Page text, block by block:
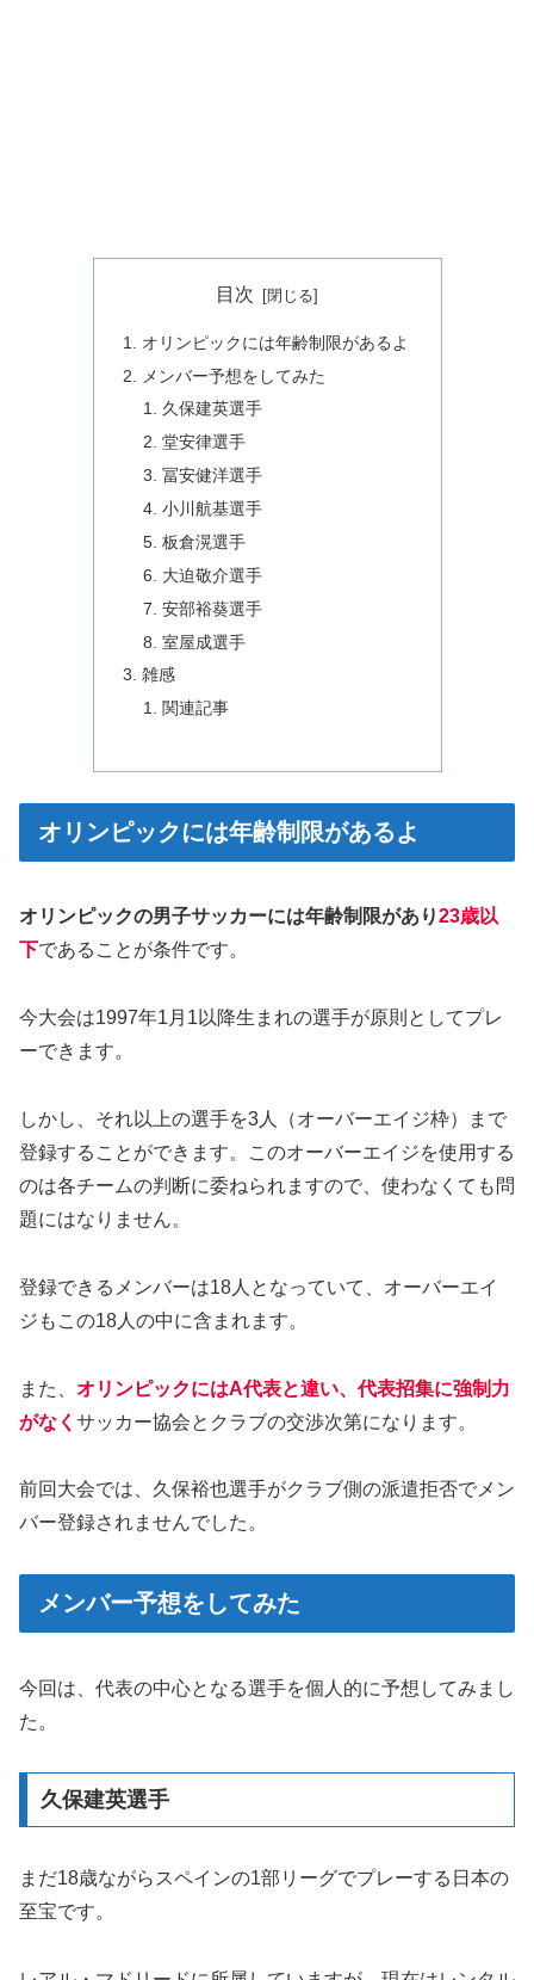
目次
オリンピックには年齢制限があるよ
メンバー予想をしてみた
久保建英選手
堂安律選手
冨安健洋選手
小川航基選手
板倉滉選手
大迫敬介選手
安部裕葵選手
室屋成選手
雑感
関連記事
オリンピックには年齢制限があるよ
オリンピックの男子サッカーには年齢制限があり23歳以
下であることが条件です。
今大会は1997年1月1以降生まれの選手が原則としてプレ
ーできます。
しかし、それ以上の選手を3人（オーバーエイジ枠）まで
登録することができます。このオーバーエイジを使用する
のは各チームの判断に委ねられますので、使わなくても問
題にはなりません。
登録できるメンバーは18人となっていて、オーバーエイ
ジもこの18人の中に含まれます。
また、 オリンピックにはA代表と違い、代表招集に強制力
がなく サッカー協会とクラブの交渉次第になります。
前回大会では、久保裕也選手がクラブ側の派遣拒否でメン
バー登録されませんでした。
メンバー予想をしてみた
今回は、代表の中心となる選手を個人的に予想してみまし
た。
久保建英選手
まだ18歳ながらスペインの1部リーグでプレーする日本の
至宝です。